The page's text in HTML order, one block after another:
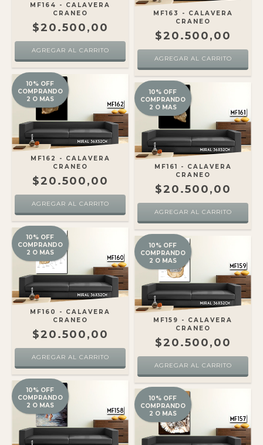
MF164 - CALAVERA
CRANEO
$20.500,00
MF163 - CALAVERA
CRANEO
$20.500,00
10% OFF
COMPRANDO
2 O MAS
MF162 - CALAVERA
CRANEO
$20.500,00
10% OFF
COMPRANDO
2 O MAS
MF161 - CALAVERA
CRANEO
$20.500,00
10% OFF
COMPRANDO
2 O MAS
MF160 - CALAVERA
CRANEO
$20.500,00
10% OFF
COMPRANDO
2 O MAS
MF159 - CALAVERA
CRANEO
$20.500,00
10% OFF
COMPRANDO
2 O MAS
10% OFF
COMPRANDO
2 O MAS